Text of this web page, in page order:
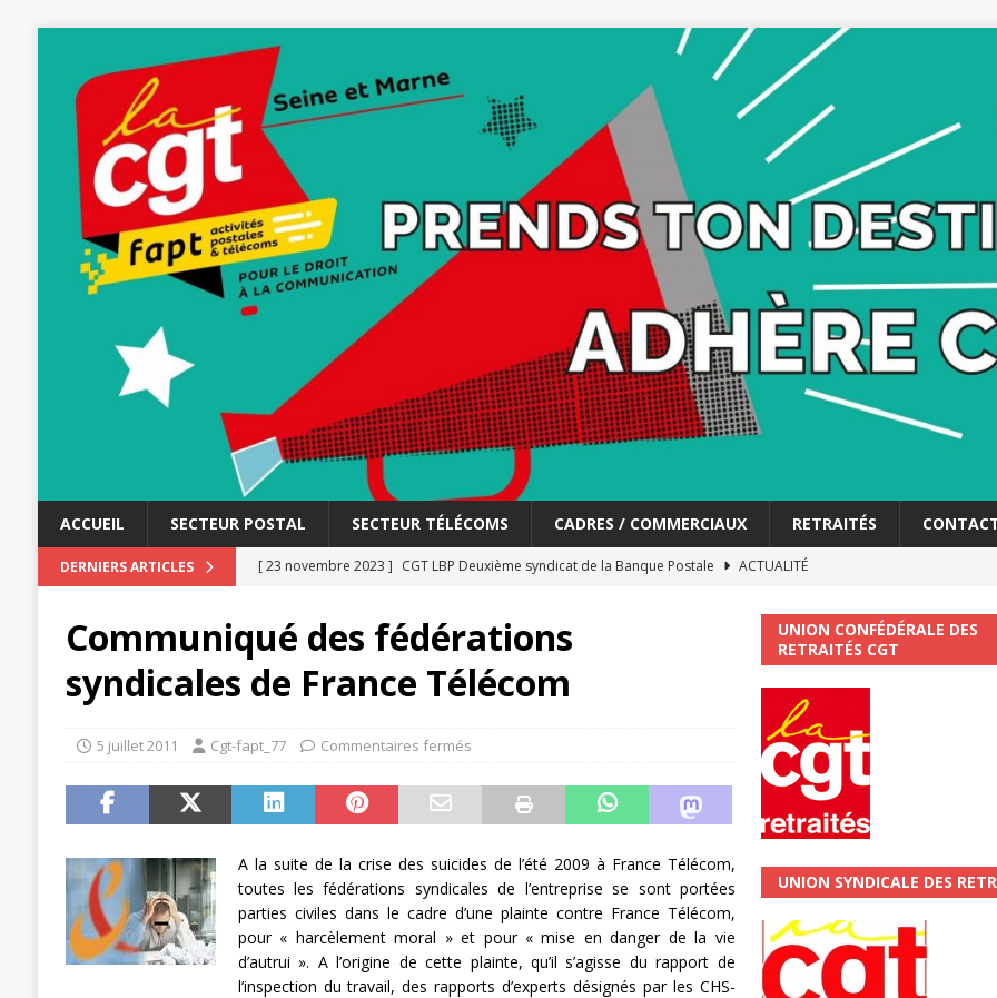
ACCUEIL SECTEUR POSTAL SECTEUR TÉLÉCOMS CADRES / COMMERCIAUX RETRAITÉS
DERNIERS ARTICLES [ 23 novembre 2023 ] CGT LBP Deuxième syndicat de la Banque Postale
ACTUALITÉ
[ 15 novembre 2023 ] Postières – Postiers Gardons la main sur nos congés !
ACTUALITÉ
[ 3 avril 2026 ] la mutuelle à la poste La CGT vous informe
Mutuelle : encore des changements et…. des augmentations pour les salariéS !!!
POSTAL
[ 19 septembre 2025 ]
La Poste -Projet de développement de la Direction Commerciale DDCE/Télévente :
SECTEUR POSTAL
[ 16 septembre 2025 ] La Poste – Activités Sociales et Culturelles : Un droit, pas un cadeau !
SECTEUR
POSTAL
[ 11 septembre 2025 ] Chronopost – ChronoScope n°126
AUTRES TRACTS
[ 27 avril 2024 ] 1er MAI 2024
ACTUALITÉ
Communiqué des fédérations
syndicales de France Télécom
5 juillet 2011 Cgt-fapt_77 Commentaires fermés
A la suite de la crise des suicides de l’été 2009 à France Télécom,
toutes les fédérations syndicales de l’entreprise se sont portées
parties civiles dans le cadre d’une plainte contre France Télécom,
pour « harcèlement moral » et pour « mise en danger de la vie
d’autrui ». A l’origine de cette plainte, qu’il s’agisse du rapport de
l’inspection du travail, des rapports d’experts désignés par les CHS-
UNION CONFÉDÉRALE DES
RETRAITÉS CGT
UNION SYNDICALE DES